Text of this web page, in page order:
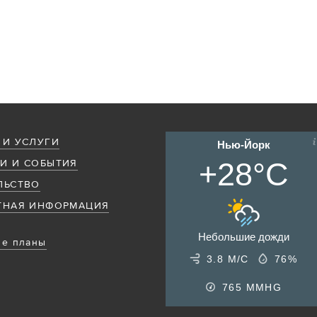
УСЛУГИ
И СОБЫТИЯ
ИНФОРМАЦИЯ
планы
Нью-Йорк
+28°C
Небольшие дожди
3.8 М/С 76%
765 MMHG